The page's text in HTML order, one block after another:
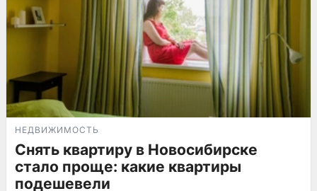
НЕДВИЖИМОСТЬ
Снять квартиру в Новосибирске
стало проще: какие квартиры
подешевели